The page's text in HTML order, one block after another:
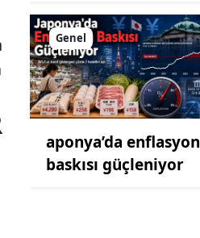
Genel
aponya’da enflasyon
baskısı güçleniyor